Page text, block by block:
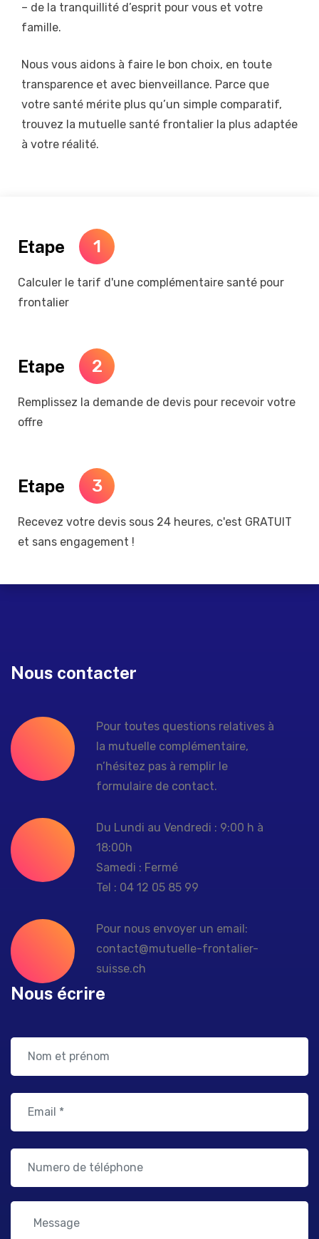
– de la tranquillité d’esprit pour vous et votre
famille.
Nous vous aidons à faire le bon choix, en toute
transparence et avec bienveillance. Parce que
votre santé mérite plus qu’un simple comparatif,
trouvez la mutuelle santé frontalier la plus adaptée
à votre réalité.
Etape 1
Calculer le tarif d'une complémentaire santé pour
frontalier
Etape 2
Remplissez la demande de devis pour recevoir votre
offre
Etape 3
Recevez votre devis sous 24 heures, c'est GRATUIT
et sans engagement !
Nous contacter
Pour toutes questions relatives à
la mutuelle complémentaire,
n’hésitez pas à remplir le
formulaire de contact.
Du Lundi au Vendredi : 9:00 h à
18:00h
Samedi : Fermé
Tel : 04 12 05 85 99
Pour nous envoyer un email:
contact@mutuelle-frontalier-
suisse.ch
Nous écrire